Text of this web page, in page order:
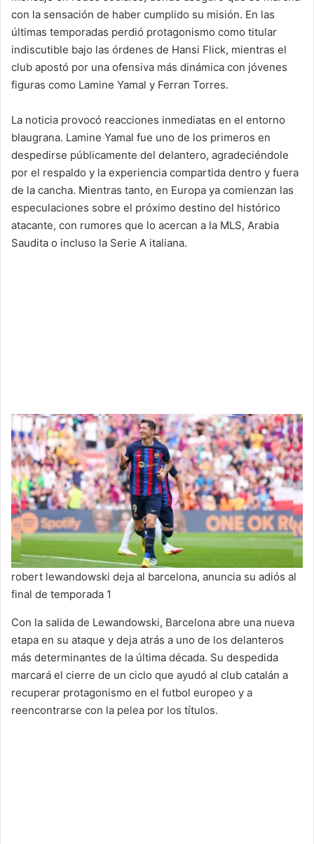
con la sensación de haber cumplido su misión. En las
últimas temporadas perdió protagonismo como titular
indiscutible bajo las órdenes de Hansi Flick, mientras el
club apostó por una ofensiva más dinámica con jóvenes
figuras como Lamine Yamal y Ferran Torres.
La noticia provocó reacciones inmediatas en el entorno
blaugrana. Lamine Yamal fue uno de los primeros en
despedirse públicamente del delantero, agradeciéndole
por el respaldo y la experiencia compartida dentro y fuera
de la cancha. Mientras tanto, en Europa ya comienzan las
especulaciones sobre el próximo destino del histórico
atacante, con rumores que lo acercan a la MLS, Arabia
Saudita o incluso la Serie A italiana.
robert lewandowski deja al barcelona, anuncia su adiós al
final de temporada 1
Con la salida de Lewandowski, Barcelona abre una nueva
etapa en su ataque y deja atrás a uno de los delanteros
más determinantes de la última década. Su despedida
marcará el cierre de un ciclo que ayudó al club catalán a
recuperar protagonismo en el futbol europeo y a
reencontrarse con la pelea por los títulos.